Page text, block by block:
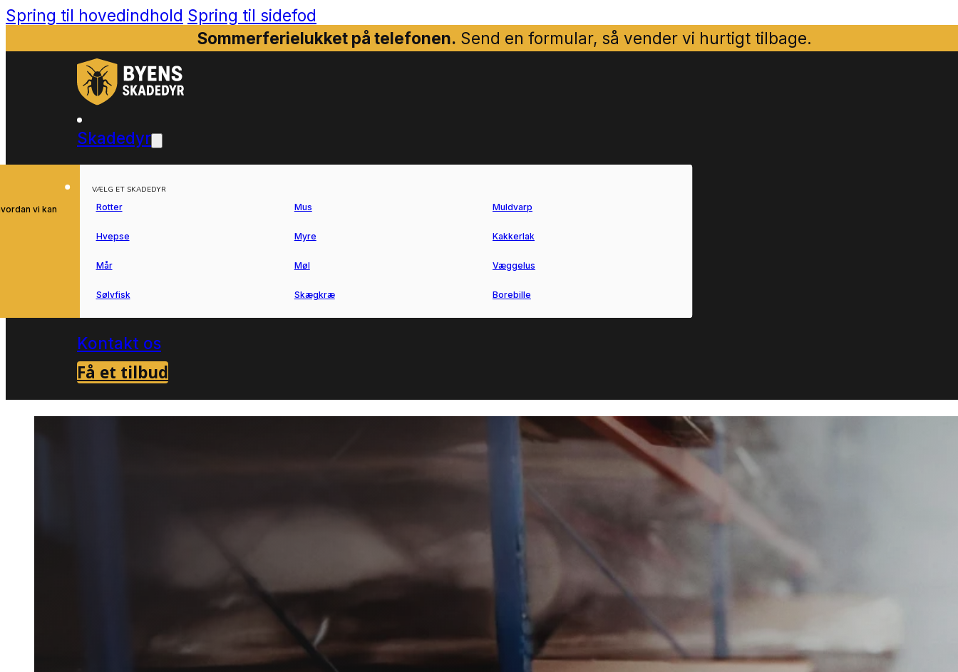
Spring til hovedindhold Spring til sidefod
Sommerferielukket på telefonen. Send en formular, så vender vi hurtigt tilbage.
Skadedyr
vi kan
VÆLG ET SKADEDYR
Rotter Mus Muldvarp
Hvepse Myre Kakkerlak
Mår Møl Væggelus
Sølvfisk Skægkræ Borebille
Kontakt os
Få et tilbud
Mårbekæmpelse i
Roskilde